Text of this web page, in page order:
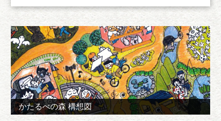
かたるべの森 構想図